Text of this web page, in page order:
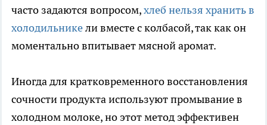
часто задаются вопросом,хлеб нельзя хранить в
холодильникели вместе с колбасой, так как он
моментально впитывает мясной аромат.
Иногда для кратковременного восстановления
сочности продукта используют промывание в
холодном молоке, но этот метод эффективен